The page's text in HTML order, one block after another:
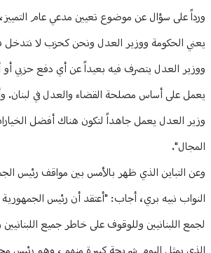
ورداً على سؤال عن موضوع تعيين مدعي عام
يعني الحكومة ووزير العدل ونحن كحزب لا نتدخل
ووزير العدل يتصرف فيه بعيداً عن أي دفع حزبي
يعمل على أساس مصلحة القضاء والعدل في لبنان.
وزير العدل يعمل جاهداً لتكون هناك أفضل
المجال".
وعن التباين الذي ظهر بالأمس بين مواقف رئيس
النواب نبيه بري، أجاب: "أعتقد أن رئيس الجمهورية
لجمع اللبنانيين وللوقوف على خاطر جميع